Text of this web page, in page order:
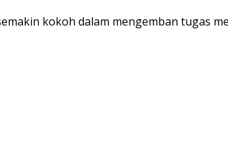
kokoh dalam mengemban tugas